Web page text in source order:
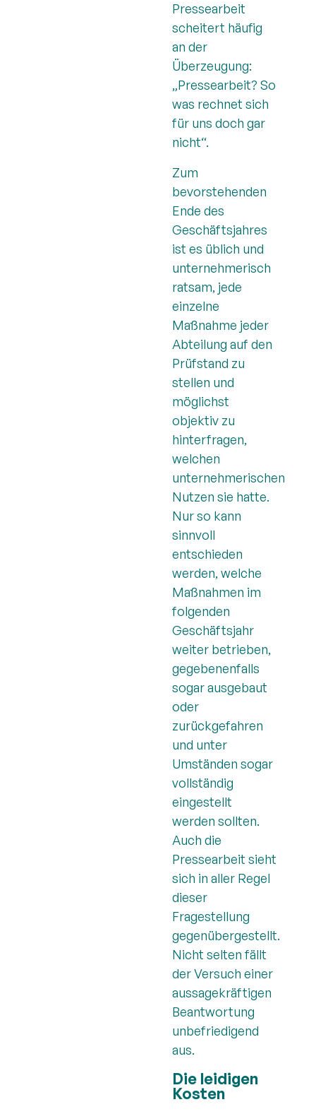
Pressearbeit
scheitert häufig
an der
Überzeugung:
„Pressearbeit? So
was rechnet sich
für uns doch gar
nicht“.
Zum
bevorstehenden
Ende des
Geschäftsjahres
ist es üblich und
unternehmerisch
ratsam, jede
einzelne
Maßnahme jeder
Abteilung auf den
Prüfstand zu
stellen und
möglichst
objektiv zu
hinterfragen,
welchen
unternehmerischen
Nutzen sie hatte.
Nur so kann
sinnvoll
entschieden
werden, welche
Maßnahmen im
folgenden
Geschäftsjahr
weiter betrieben,
gegebenenfalls
sogar ausgebaut
oder
zurückgefahren
und unter
Umständen sogar
vollständig
eingestellt
werden sollten.
Auch die
Pressearbeit sieht
sich in aller Regel
dieser
Fragestellung
gegenübergestellt.
Nicht selten fällt
der Versuch einer
aussagekräftigen
Beantwortung
unbefriedigend
aus.
Die leidigen
Kosten